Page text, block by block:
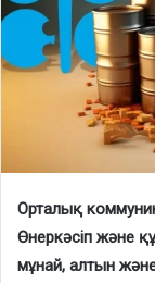
Орталық
Өнеркәсіп және
мұнай, алтын